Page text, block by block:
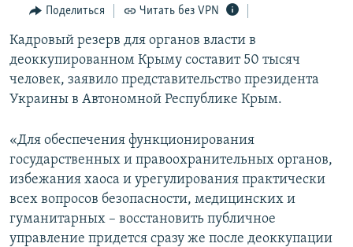
поискуИНФОГРАФИКА
ТЕЛЕПРОЕКТ КРЫМ.РЕАЛИИ
СОВЕТЫ ПРАВОЗАЩИТНИКОВ
ПРОПАВШИЕ БЕЗ ВЕСТИ
КРЫМ.НЕПОКОРЕННЫЙ
ELIFBE
УКРАИНСКАЯ ПРОБЛЕМА КРЫМА
КАК ОБОЙТИ БЛОКИРОВКУ
Українською
Qırımtatar
Все сайты RFE/RL
Поделиться Читать без VPN
Кадровый резерв для органов власти в
деоккупированном Крыму составит 50 тысяч
человек, заявило представительство президента
Украины в Автономной Республике Крым.
«Для обеспечения функционирования
государственных и правоохранительных органов,
избежания хаоса и урегулирования практически
всех вопросов безопасности, медицинских и
гуманитарных – восстановить публичное
управление придется сразу же после деоккупации